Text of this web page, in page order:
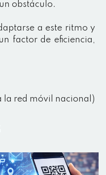
obstáculo.
a este ritmo y
factor de eficiencia,
la red móvil nacional)